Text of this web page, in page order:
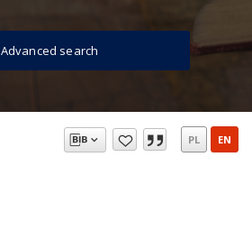
Advanced search
PL EN